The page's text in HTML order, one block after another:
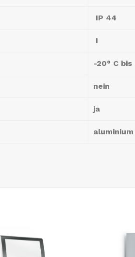
IP 44
I
-20° C bis
nein
ja
aluminium